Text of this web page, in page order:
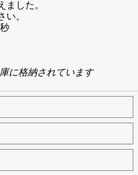
した。
。
に格納されています